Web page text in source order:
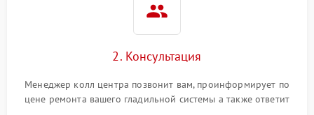
2. Консультация
Менеджер колл центра позвонит вам, проинформирует по
цене ремонта вашего гладильной системы а также ответит